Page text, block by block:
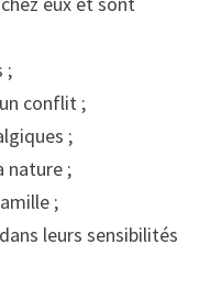
;
conflit ;
;
nature ;
;
leurs sensibilités